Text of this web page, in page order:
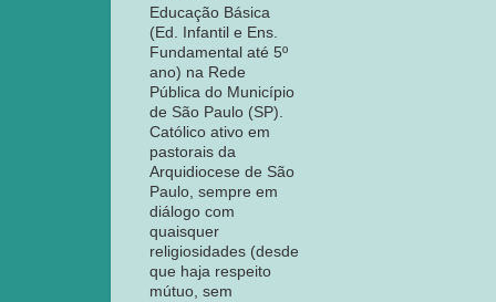
Educação Básica
(Ed. Infantil e Ens.
Fundamental até 5º
ano) na Rede
Pública do Município
de São Paulo (SP).
Católico ativo em
pastorais da
Arquidiocese de São
Paulo, sempre em
diálogo com
quaisquer
religiosidades (desde
que haja respeito
mútuo, sem